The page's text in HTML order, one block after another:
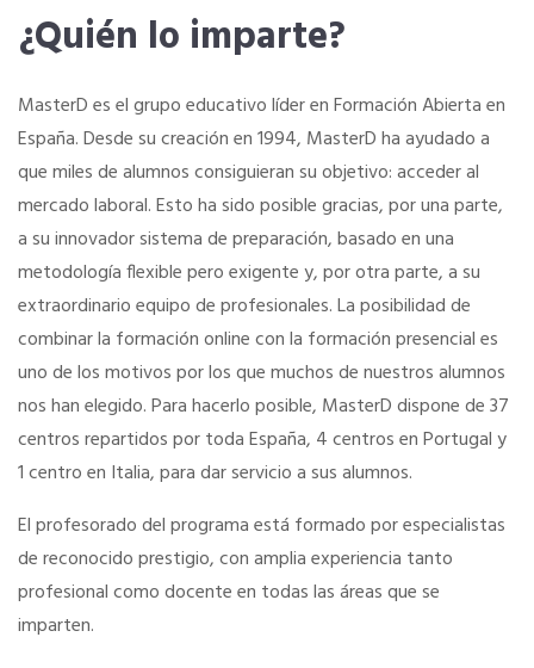
Empresas
Candidatos
Asociación de Ferias de España
MadridJoya-Bisutex-Intergift
Plan de Fomento del Autoempleo Joven
Plan fomento del autoempleo Joven (pdf)
COLÉGIATE
CURSO DE ACCESO A LA PROFESION
¿Eres mujer o tienes menos de 36?
NOTICIAS
Actualidad
El Anuario de los Agentes Comerciales de España
¿Quién lo imparte?
MasterD es el grupo educativo líder en Formación Abierta en
España. Desde su creación en 1994, MasterD ha ayudado a
que miles de alumnos consiguieran su objetivo: acceder al
mercado laboral. Esto ha sido posible gracias, por una parte,
a su innovador sistema de preparación, basado en una
metodología flexible pero exigente y, por otra parte, a su
extraordinario equipo de profesionales. La posibilidad de
combinar la formación online con la formación presencial es
uno de los motivos por los que muchos de nuestros alumnos
nos han elegido. Para hacerlo posible, MasterD dispone de 37
centros repartidos por toda España, 4 centros en Portugal y
1 centro en Italia, para dar servicio a sus alumnos.
El profesorado del programa está formado por especialistas
de reconocido prestigio, con amplia experiencia tanto
profesional como docente en todas las áreas que se
imparten.